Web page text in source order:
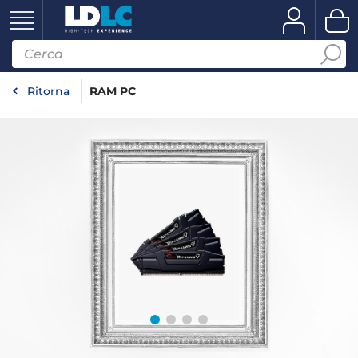
Ritorna RAM PC